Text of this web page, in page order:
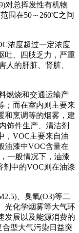
对总挥发性有机物
围在50～260℃之间
浓度超过一定浓度
吐、四肢乏力，严重
人的肝脏、肾脏、
燃烧和交通运输产
；而在室内则主要来
和烹调等的烟雾，建
饰件生产、清洁剂
，VOC主要来自油
油漆中VOC含量在
一般情况下，油漆
剂中的VOC则在油漆
、臭氧(O3)等二
光化学烟雾等大气环
发展以及能源消费的
型大气污染日益突